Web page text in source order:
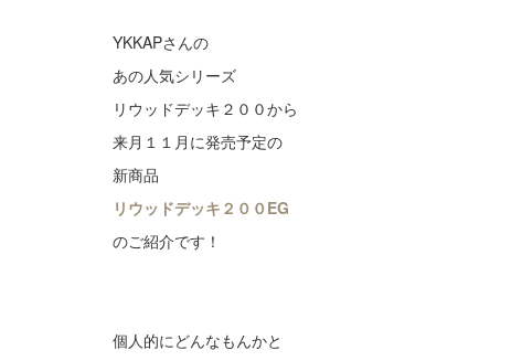
YKKAPさんの
あの人気シリーズ
リウッドデッキ２００から
来月１１月に発売予定の
新商品
リウッドデッキ２００EG
のご紹介です！
個人的にどんなもんかと